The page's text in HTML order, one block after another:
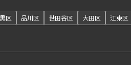
区 品川区 世田谷区 大田区 江東区